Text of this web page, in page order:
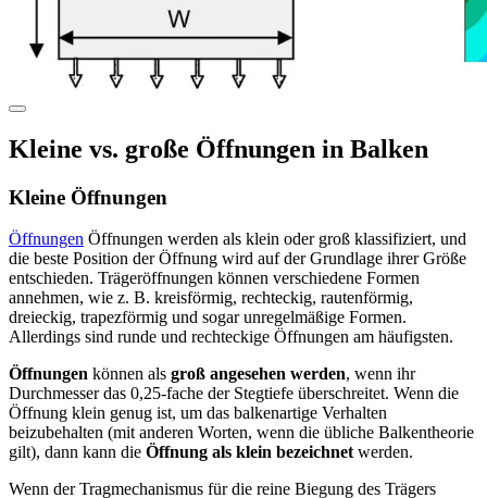
Kleine vs. große Öffnungen in Balken
Kleine Öffnungen
Öffnungen Öffnungen werden als klein oder groß klassifiziert, und
die beste Position der Öffnung wird auf der Grundlage ihrer Größe
entschieden. Trägeröffnungen können verschiedene Formen
annehmen, wie z. B. kreisförmig, rechteckig, rautenförmig,
dreieckig, trapezförmig und sogar unregelmäßige Formen.
Allerdings sind runde und rechteckige Öffnungen am häufigsten.
Öffnungen können als groß angesehen werden, wenn ihr
Durchmesser das 0,25-fache der Stegtiefe überschreitet. Wenn die
Öffnung klein genug ist, um das balkenartige Verhalten
beizubehalten (mit anderen Worten, wenn die übliche Balkentheorie
gilt), dann kann die Öffnung als klein bezeichnetwerden.
Wenn der Tragmechanismus für die reine Biegung des Trägers